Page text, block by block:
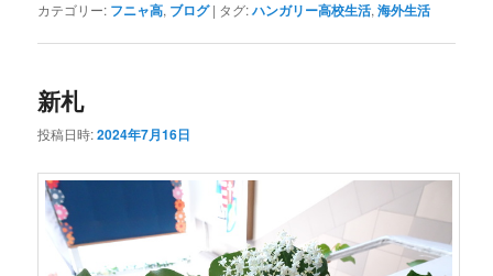
カテゴリー: フニャ高, ブログ | タグ:ハンガリー高校生活,海外生活
新札
投稿日時:2024年7月16日